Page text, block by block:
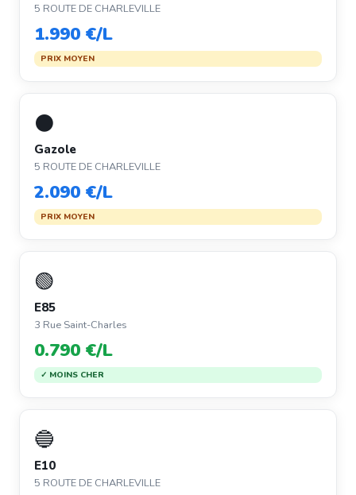
5 ROUTE DE CHARLEVILLE
1.990 €/L
PRIX MOYEN
⚫
Gazole
5 ROUTE DE CHARLEVILLE
2.090 €/L
PRIX MOYEN
🟢
E85
3 Rue Saint-Charles
0.790 €/L
✓ MOINS CHER
🔵
E10
5 ROUTE DE CHARLEVILLE